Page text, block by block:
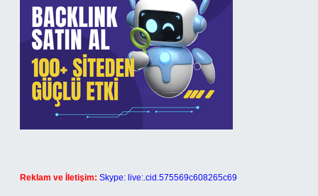
Reklam ve İletişim: Skype: live:.cid.575569c608265c69